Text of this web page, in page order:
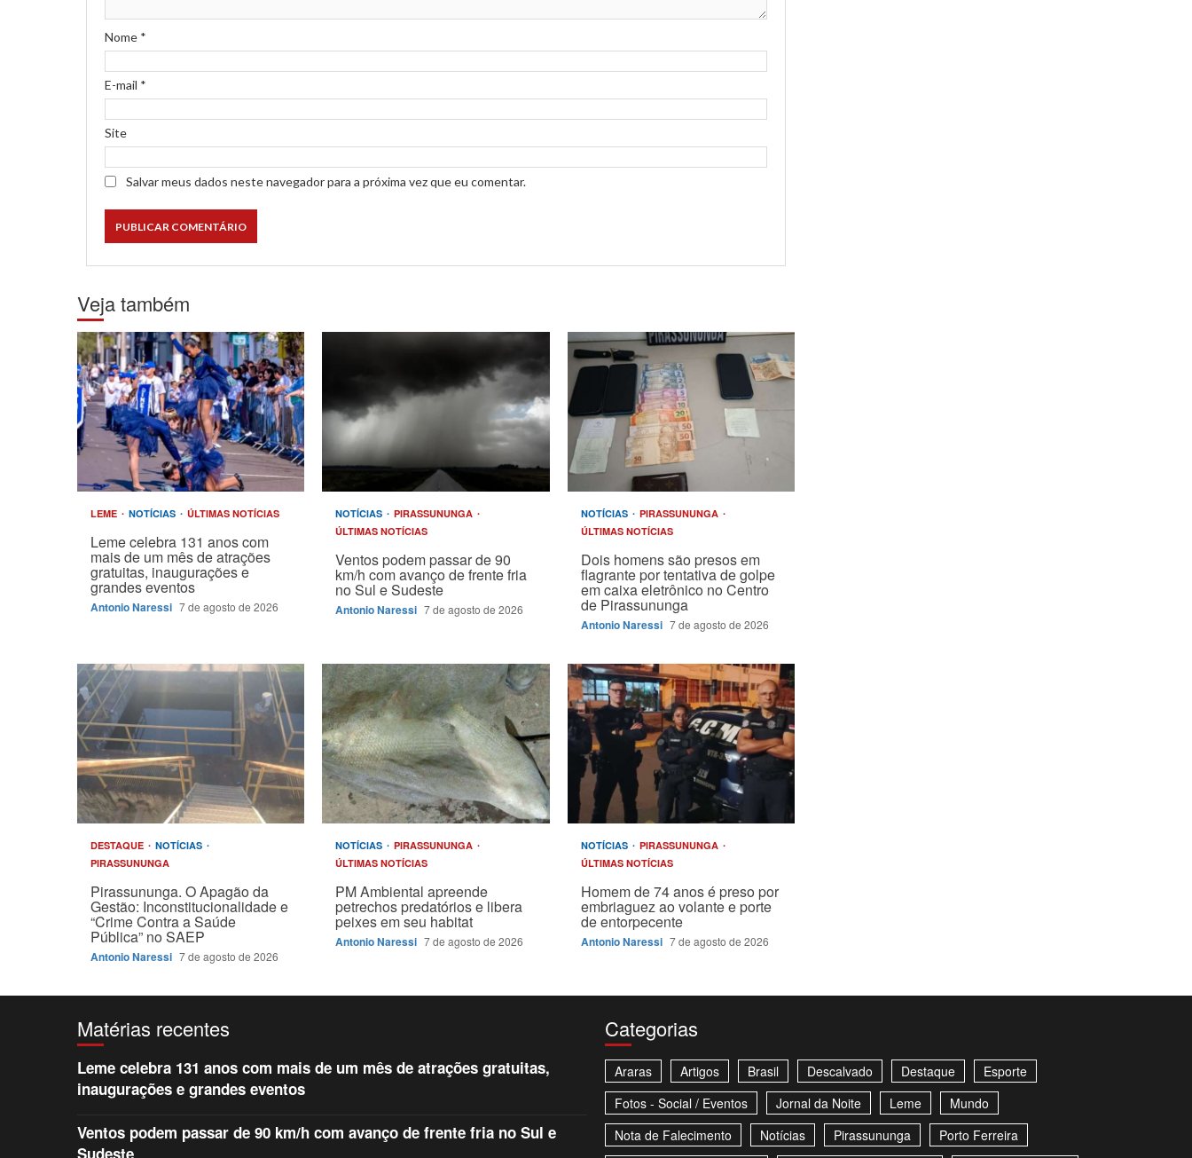
Nome *
E-mail *
Site
Salvar meus dados neste navegador para a próxima vez que eu comentar.
Veja também
LEME NOTÍCIAS ÚLTIMAS NOTÍCIAS
Leme celebra 131 anos com
mais de um mês de atrações
gratuitas, inaugurações e
grandes eventos
Antonio Naressi 7 de agosto de 2026
NOTÍCIAS
PIRASSUNUNGA
ÚLTIMAS NOTÍCIAS
Ventos podem passar de 90
km/h com avanço de frente fria
no Sul e Sudeste
Antonio Naressi 7 de agosto de 2026
NOTÍCIAS
PIRASSUNUNGA
ÚLTIMAS NOTÍCIAS
Dois homens são presos em
flagrante por tentativa de golpe
em caixa eletrônico no Centro
de Pirassununga
Antonio Naressi 7 de agosto de 2026
DESTAQUE
NOTÍCIAS
PIRASSUNUNGA
Pirassununga. O Apagão da
Gestão: Inconstitucionalidade e
“Crime Contra a Saúde
Pública” no SAEP
Antonio Naressi 7 de agosto de 2026
NOTÍCIAS
PIRASSUNUNGA
ÚLTIMAS NOTÍCIAS
PM Ambiental apreende
petrechos predatórios e libera
peixes em seu habitat
Antonio Naressi 7 de agosto de 2026
NOTÍCIAS
PIRASSUNUNGA
ÚLTIMAS NOTÍCIAS
Homem de 74 anos é preso por
embriaguez ao volante e porte
de entorpecente
Antonio Naressi 7 de agosto de 2026
Matérias recentes
Leme celebra 131 anos com mais de um mês de atrações gratuitas,
inaugurações e grandes eventos
Ventos podem passar de 90 km/h com avanço de frente fria no Sul e
Categorias
Araras Artigos Brasil Descalvado Destaque
Esporte
Fotos - Social / Eventos
Jornal da Noite Leme
Mundo
Nota de Falecimento
Notícias Pirassununga Porto Ferreira